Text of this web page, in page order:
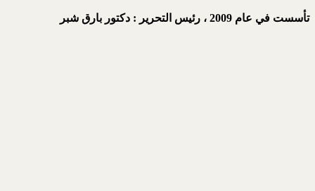
تأسست في عام 2009 ، رئيس التحرير : دكتور بارق شبر